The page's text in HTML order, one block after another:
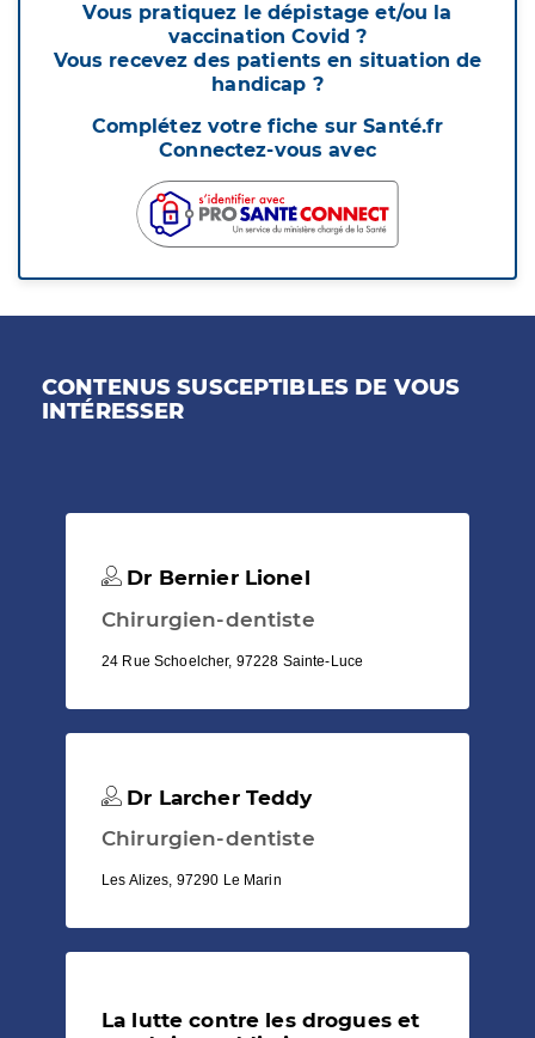
Vous pratiquez le dépistage et/ou la
vaccination Covid ?
Vous recevez des patients en situation de
handicap ?
Complétez votre fiche sur Santé.fr
Connectez-vous avec
CONTENUS SUSCEPTIBLES DE VOUS
INTÉRESSER
Dr Bernier Lionel
Chirurgien-dentiste
24 Rue Schoelcher, 97228 Sainte-Luce
Dr Larcher Teddy
Chirurgien-dentiste
Les Alizes, 97290 Le Marin
La lutte contre les drogues et